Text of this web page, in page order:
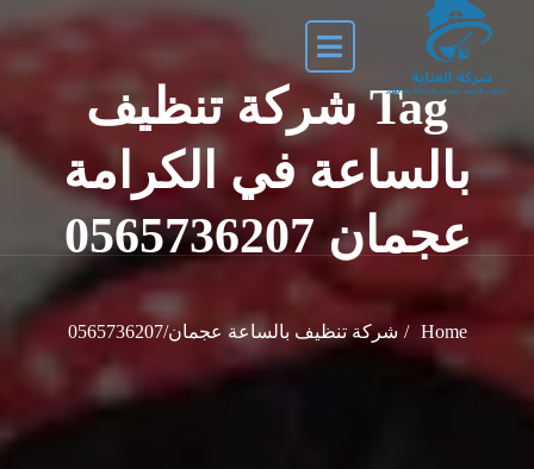
Tag شركة تنظيف
بالساعة في الكرامة
عجمان 0565736207
Home شركة تنظيف بالساعة عجمان/0565736207